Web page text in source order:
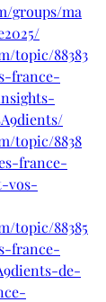
groups/ma
topic/88383
france-
topic/8838
france-
vos-
topic/88385
france-
de-